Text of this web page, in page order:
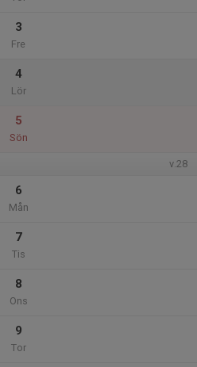
3
Fre
4
Lör
5
Sön
v.28
6
Mån
7
Tis
8
Ons
9
Tor